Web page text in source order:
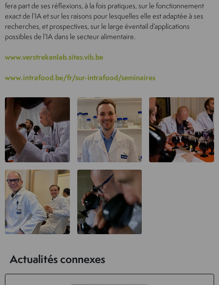
fera part de ses réflexions, à la fois pratiques, sur le fonctionnement
exact de l’IA et sur les raisons pour lesquelles elle est adaptée à ses
recherches, et prospectives, sur le large éventail d’applications
possibles de l’IA dans le secteur alimentaire.
www.verstrekenlab.sites.vib.be
www.intrafood.be/fr/sur-intrafood/seminaires
Actualités connexes